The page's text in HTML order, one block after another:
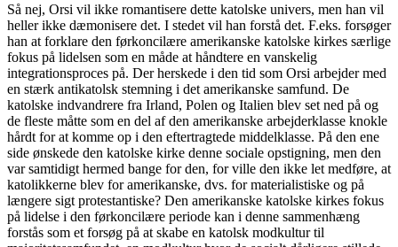
Så nej, Orsi vil ikke romantisere dette katolske univers, men han vil
heller ikke dæmonisere det. I stedet vil han forstå det. F.eks. forsøger
han at forklare den førkoncilære amerikanske katolske kirkes særlige
fokus på lidelsen som en måde at håndtere en vanskelig
integrationsproces på. Der herskede i den tid som Orsi arbejder med
en stærk antikatolsk stemning i det amerikanske samfund. De
katolske indvandrere fra Irland, Polen og Italien blev set ned på og
de fleste måtte som en del af den amerikanske arbejderklasse knokle
hårdt for at komme op i den eftertragtede middelklasse. På den ene
side ønskede den katolske kirke denne sociale opstigning, men den
var samtidigt hermed bange for den, for ville den ikke let medføre, at
katolikkerne blev for amerikanske, dvs. for materialistiske og på
længere sigt protestantiske? Den amerikanske katolske kirkes fokus
på lidelse i den førkoncilære periode kan i denne sammenhæng
forstås som et forsøg på at skabe en katolsk modkultur til